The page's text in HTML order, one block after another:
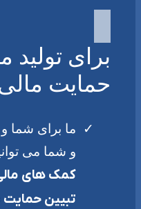
برای تولید
حمایت
ما برای شما
و شما می
کمک های مالی
تبیین